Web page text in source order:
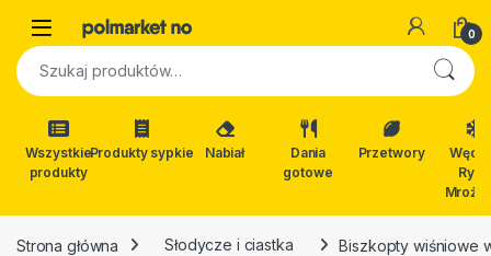
Open 0
Szukaj:
Wszystkie
produkty
Produkty sypkie Nabiał
Dania
gotowe
Przetwory
Ryby
Strona główna Słodycze i ciastka Biszkopty wiśniowe